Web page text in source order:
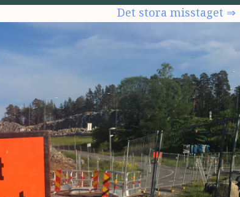
Det stora misstaget